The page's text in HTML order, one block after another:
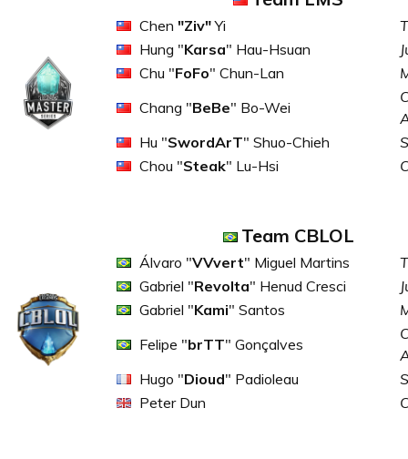
Chen "Ziv"Yi
Hung "Karsa" Hau-Hsuan
Chu "FoFo" Chun-Lan
Chang "BeBe" Bo-Wei
Hu "SwordArT" Shuo-Chieh
Chou "Steak" Lu-Hsi
Team CBLOL
Álvaro "VVvert" Miguel Martins
Gabriel "Revolta" Henud Cresci
Gabriel "Kami" Santos
Felipe "brTT" Gonçalves
Hugo "Dioud" Padioleau
Peter Dun